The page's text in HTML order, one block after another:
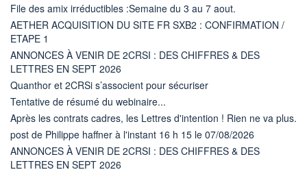
File des amix irréductibles :Semaine du 3 au 7 aout.
AETHER ACQUISITION DU SITE FR SXB2 : CONFIRMATION /
ETAPE 1
ANNONCES À VENIR DE 2CRSI : DES CHIFFRES & DES
LETTRES EN SEPT 2026
Quanthor et 2CRSi s’associent pour sécuriser
Tentative de résumé du webinaire...
Après les contrats cadres, les Lettres d'intention ! Rien ne va plus.
post de Philippe haffner à l'instant 16 h 15 le 07/08/2026
ANNONCES À VENIR DE 2CRSI : DES CHIFFRES & DES
LETTRES EN SEPT 2026